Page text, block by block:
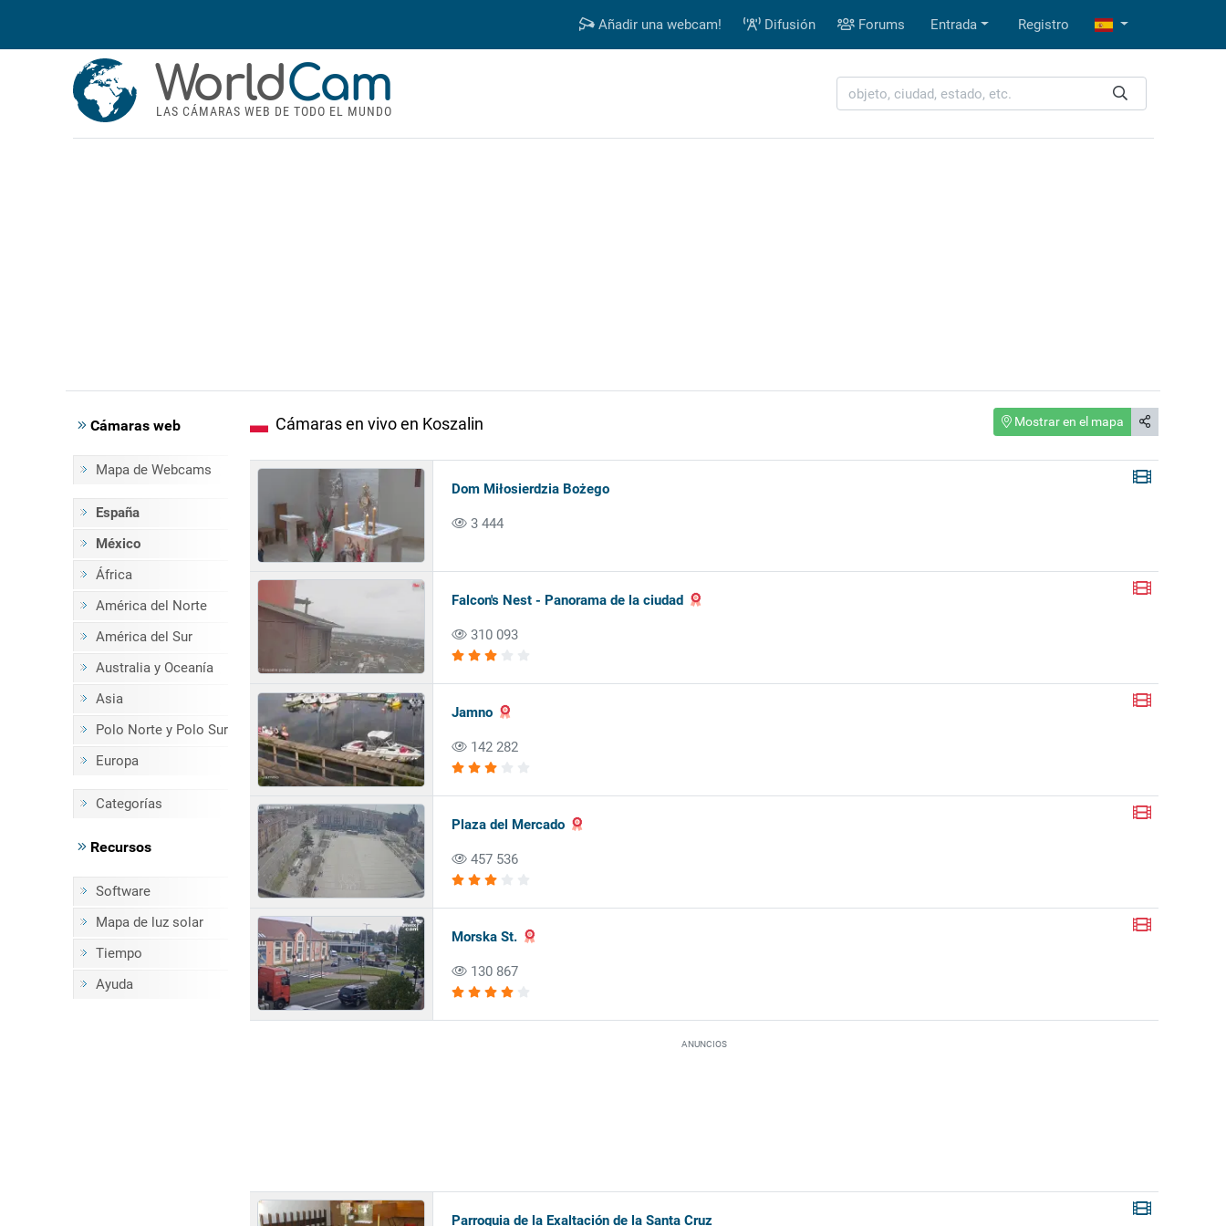
Añadir una webcam! Difusión Forums Entrada Registro
WorldCam
LAS CÁMARAS WEB DE TODO EL MUNDO
Cámaras web
Mapa de Webcams
España
México
África
América del Norte
América del Sur
Australia y Oceanía
Asia
Polo Norte y Polo Sur
Europa
Categorías
Recursos
Software
Mapa de luz solar
Tiempo
Ayuda
Cámaras en vivo en Koszalin Mostrar en el mapa
Dom Miłosierdzia Bożego
3 444
Falcon's Nest - Panorama de la ciudad
310 093
Jamno
142 282
Plaza del Mercado
457 536
Morska St.
130 867
ANUNCIOS
Parroquia de la Exaltación de la Santa Cruz